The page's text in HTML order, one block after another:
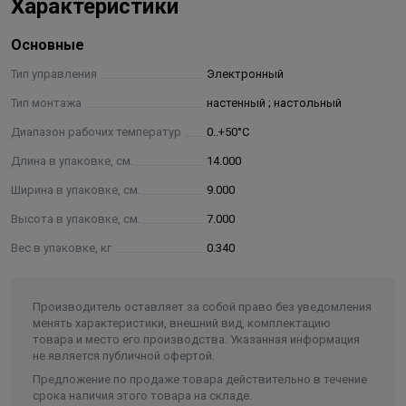
основные функции:
поддержание температуры воздуха в помещении
на уровне , заданном пользователем (вручную
или автоматически);
на расстояние до 30 м (дальность уменьшается
при наличии препятствий между
терморегулятором и приемником);
наличие режима «открытое окно»;
наличие памяти всех настроек при отключении
питания;
размыкания и замыкания контактов (гистерезис);
Характеристики
Основные
Тип управления Электронный
Тип монтажа настенный ; настольный
Диапазон рабочих температур 0..+50°С
Длина в упаковке, см. 14.000
Ширина в упаковке, см. 9.000
Высота в упаковке, см. 7.000
Вес в упаковке, кг 0.340
Производитель оставляет за собой право без уведомления
менять характеристики, внешний вид, комплектацию
товара и место его производства. Указанная информация
не является публичной офертой.
Предложение по продаже товара действительно в течение
срока наличия этого товара на складе.